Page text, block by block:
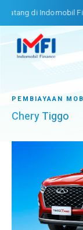
di Indomobil
PEMBIAYAAN
Chery Tiggo